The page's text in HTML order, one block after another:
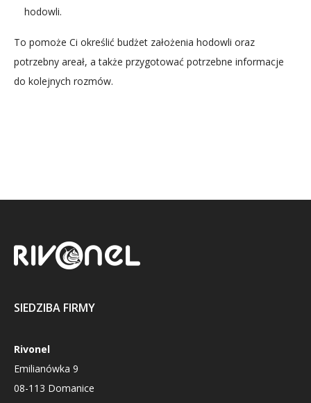
hodowli.
To pomoże Ci określić budżet założenia hodowli oraz
potrzebny areał, a także przygotować potrzebne informacje
do kolejnych rozmów.
SIEDZIBA FIRMY
Rivonel
Emilianówka 9
08-113 Domanice